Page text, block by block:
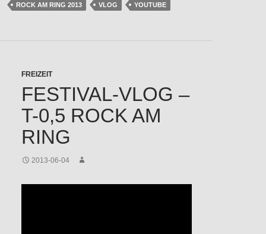
ROCK AM RING 2013 VLOG YOUTUBE
FREIZEIT
FESTIVAL-VLOG –
T-0,5 ROCK AM
RING
2013-06-04